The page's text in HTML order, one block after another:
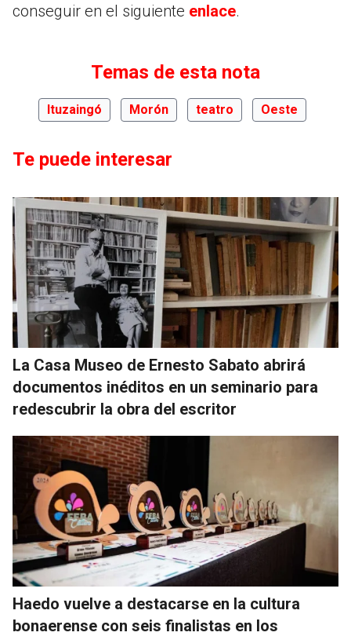
conseguir en el siguiente enlace.
Temas de esta nota
Ituzaingó Morón teatro Oeste
Te puede interesar
La Casa Museo de Ernesto Sabato abrirá
documentos inéditos en un seminario para
redescubrir la obra del escritor
Haedo vuelve a destacarse en la cultura
bonaerense con seis finalistas en los